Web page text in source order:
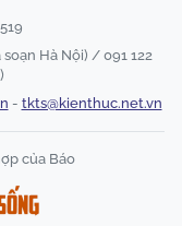
Hà Nội) / 091 122
- tkts@kienthuc.net.vn
của Báo